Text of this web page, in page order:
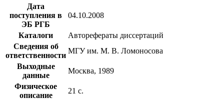
Дата
поступления в
ЭБ РГБ
04.10.2008
Каталоги
Авторефераты диссертаций
Сведения об
ответственности
МГУ им. М. В. Ломоносова
Выходные
данные
Москва, 1989
Физическое
описание
21 с.